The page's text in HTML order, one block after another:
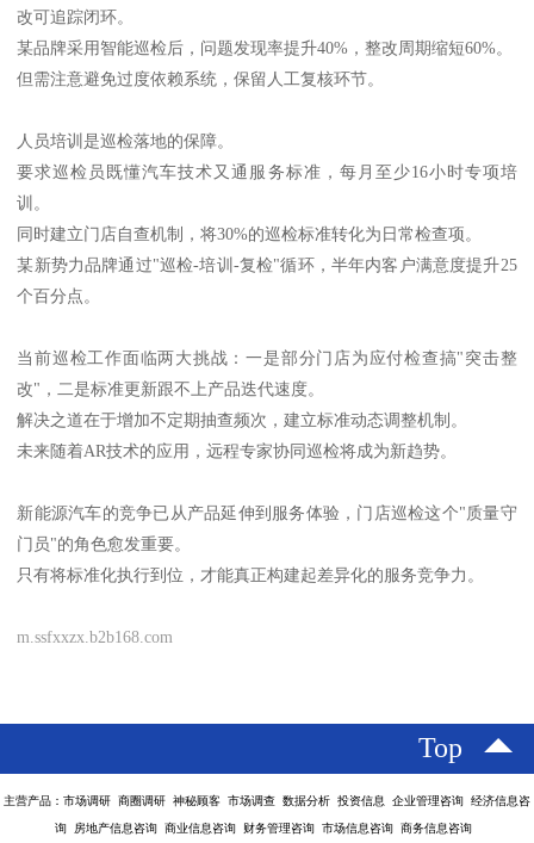
改可追踪闭环。
某品牌采用智能巡检后，问题发现率提升40%，整改周期缩短60%。
但需注意避免过度依赖系统，保留人工复核环节。
人员培训是巡检落地的保障。
要求巡检员既懂汽车技术又通服务标准，每月至少16小时专项培
训。
同时建立门店自查机制，将30%的巡检标准转化为日常检查项。
某新势力品牌通过"巡检-培训-复检"循环，半年内客户满意度提升25
个百分点。
当前巡检工作面临两大挑战：一是部分门店为应付检查搞"突击整
改"，二是标准更新跟不上产品迭代速度。
解决之道在于增加不定期抽查频次，建立标准动态调整机制。
未来随着AR技术的应用，远程专家协同巡检将成为新趋势。
新能源汽车的竞争已从产品延伸到服务体验，门店巡检这个"质量守
门员"的角色愈发重要。
只有将标准化执行到位，才能真正构建起差异化的服务竞争力。
m.ssfxxzx.b2b168.com
Top
主营产品：市场调研 商圈调研 神秘顾客 市场调查 数据分析 投资信息 企业管理咨询 经济信息咨
询 房地产信息咨询 商业信息咨询 财务管理咨询 市场信息咨询 商务信息咨询